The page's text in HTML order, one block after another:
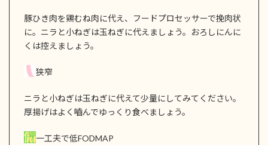
豚ひき肉を鶏むね肉に代え、フードプロセッサーで挽肉状
に。ニラと小ねぎは玉ねぎに代えましょう。おろしにんに
くは控えましょう。
狭窄
ニラと小ねぎは玉ねぎに代えて少量にしてみてください。
厚揚げはよく嚙んでゆっくり食べましょう。
一工夫で低FODMAP